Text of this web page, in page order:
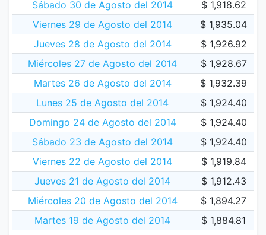
Sábado 30 de Agosto del 2014
$ 1,918.62
Viernes 29 de Agosto del 2014
$ 1,935.04
Jueves 28 de Agosto del 2014
$ 1,926.92
Miércoles 27 de Agosto del 2014
$ 1,928.67
Martes 26 de Agosto del 2014
$ 1,932.39
Lunes 25 de Agosto del 2014
$ 1,924.40
Domingo 24 de Agosto del 2014
$ 1,924.40
Sábado 23 de Agosto del 2014
$ 1,924.40
Viernes 22 de Agosto del 2014
$ 1,919.84
Jueves 21 de Agosto del 2014
$ 1,912.43
Miércoles 20 de Agosto del 2014
$ 1,894.27
Martes 19 de Agosto del 2014
$ 1,884.81